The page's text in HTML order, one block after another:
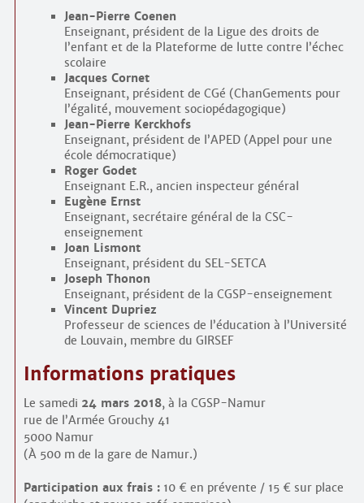
Jean-Pierre Coenen
Enseignant, président de la Ligue des droits de
l’enfant et de la Plateforme de lutte contre l’échec
scolaire
Jacques Cornet
Enseignant, président de CGé (ChanGements pour
l’égalité, mouvement socio­pédagogique)
Jean-Pierre Kerckhofs
Enseignant, président de l’APED (Appel pour une
école démocratique)
Roger Godet
Enseignant E.R., ancien inspecteur général
Eugène Ernst
Enseignant, secrétaire général de la CSC-
enseignement
Joan Lismont
Enseignant, président du SEL-SETCA
Joseph Thonon
Enseignant, président de la CGSP-enseignement
Vincent Dupriez
Professeur de sciences de l’éducation à l’Université
de Louvain, membre du GIRSEF
Informations pratiques
Le samedi 24 mars 2018, à la CGSP-Namur
rue de l’Armée Grouchy 41
5000 Namur
(À 500 m de la gare de Namur.)
Participation aux frais :10 € en prévente / 15 € sur place